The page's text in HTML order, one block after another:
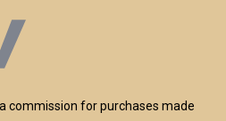
commission for purchases made